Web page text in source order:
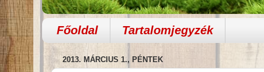
Főoldal Tartalomjegyzék
2013. MÁRCIUS 1., PÉNTEK